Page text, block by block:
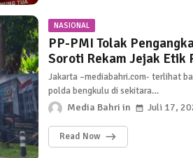
NASIONAL
PP-PMI Tolak
Soroti Rekam Jejak Etik
Jakarta –mediabahri.com- terlihat
polda bengkulu di sekitara…
Media Bahri Juli 17,
Read Now